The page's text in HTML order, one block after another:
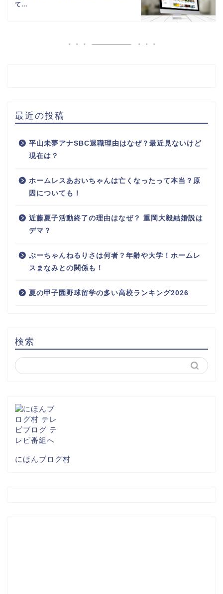
て...
最近の投稿
平山未夢アナSBC退職理由はなぜ？最近見ないけど
現在は？
ホームレスあおいちゃんは亡くなったって本当？原
因についても！
近藤夏子活動終了の理由はなぜ？ 重岡大毅結婚説は
デマ？
ぶーちゃんねるりさは何者？年齢や大学！ホームレ
スまなみとの関係も！
夏の甲子園野球留学の多い高校ランキング2026
検索
にほんブログ村